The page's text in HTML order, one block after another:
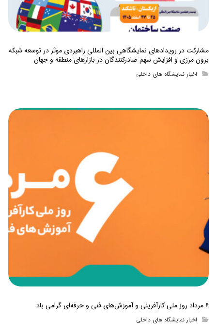
مشارکت در رویدادهای نمایشگاهی بین المللی راهبردی موثر در توسعه شبکه
برون مرزی و افزایش سهم صادرکنندگان در بازارهای منطقه و جهان
اخبار نمایشگاه های داخلی
۶ مرداد روز ملی کارآفرینی و آموزش‌های فنی و حرفه‌ای گرامی باد
اخبار نمایشگاه های داخلی